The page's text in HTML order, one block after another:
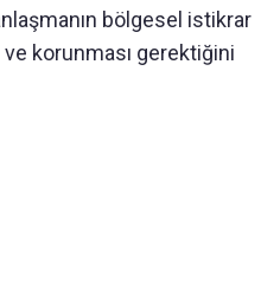
bölgesel istikrar
korunması gerektiğini